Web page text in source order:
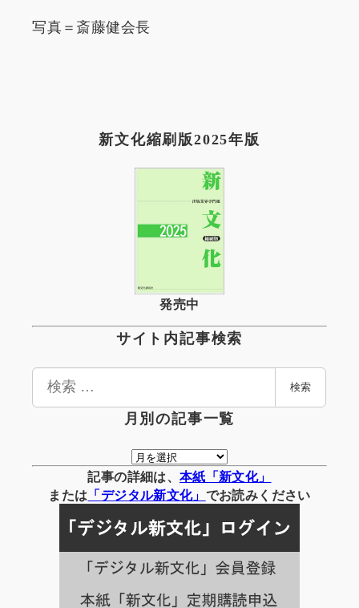
写真＝斎藤健会長
新文化縮刷版2025年版
発売中
サイト内記事検索
検
検索
月別の記事一覧
月
別
の
事
一
覧
記事の詳細は、 本紙「新文化」
または 「デジタル新文化」 でお読みください